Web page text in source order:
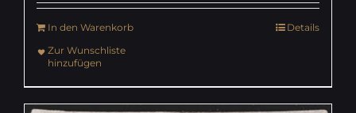
In den Warenkorb
Details
Zur Wunschliste
hinzufügen